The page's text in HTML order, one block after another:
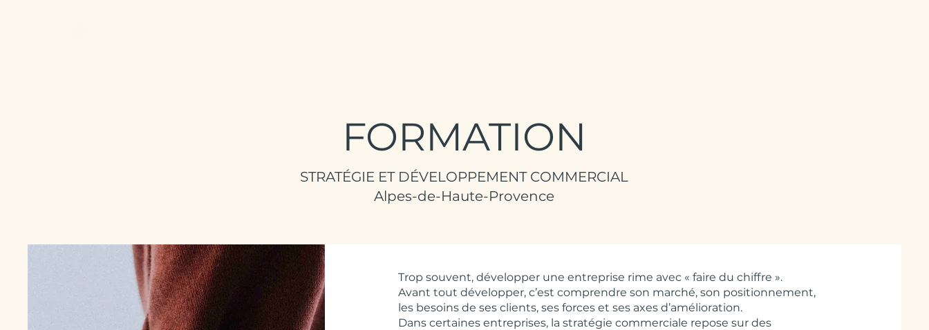
FORMATION
STRATÉGIE ET DÉVELOPPEMENT COMMERCIAL
Alpes-de-Haute-Provence
Trop souvent, développer une entreprise rime avec « faire du chiffre ».
Avant tout développer, c’est comprendre son marché, son positionnement,
les besoins de ses clients, ses forces et ses axes d’amélioration.
Dans certaines entreprises, la stratégie commerciale repose sur des